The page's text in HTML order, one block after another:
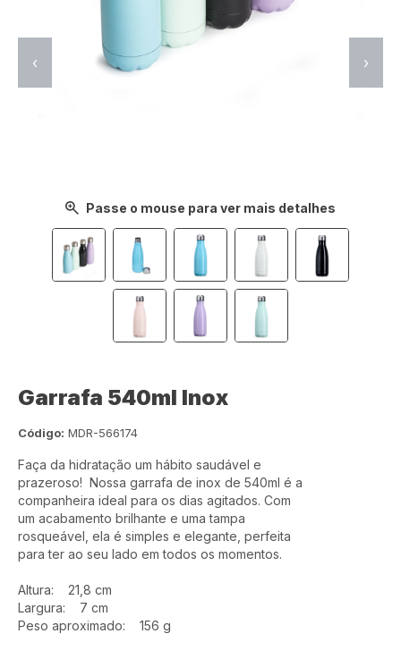
Passe o mouse para ver mais detalhes
‹ ›
Garrafa 540ml Inox
Código: MDR-566174
Faça da hidratação um hábito saudável e
prazeroso! Nossa garrafa de inox de 540ml é a
companheira ideal para os dias agitados. Com
um acabamento brilhante e uma tampa
rosqueável, ela é simples e elegante, perfeita
para ter ao seu lado em todos os momentos.
Altura: 21,8 cm
Largura: 7 cm
Peso aproximado: 156 g